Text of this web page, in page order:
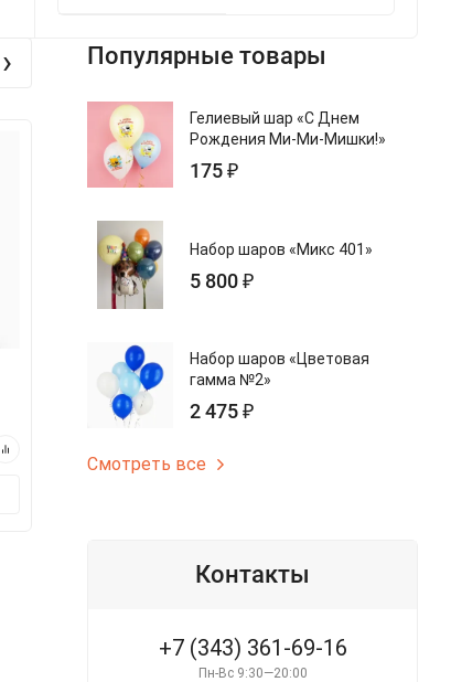
Гелиевый шар «С Днем
Рождения Барбоскины»
арт.s1103-1494-b5
› Популярные товары
Гелиевый шар «С Днем
Рождения Ми-Ми-Мишки!»
175 ₽
Набор шаров «Микс 401»
5 800 ₽
Набор шаров «Цветовая
гамма №2»
2 475 ₽
Смотреть все
Контакты
+7 (343) 361-69-16
Пн-Вс 9:30—20:00